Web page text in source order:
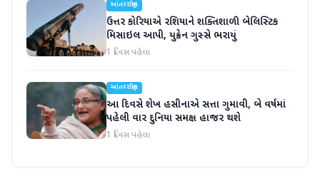
આંતરરાષ્ટ્રીય
ઉત્તર કોરિયાએ રશિયાને શક્તિશાળી બેલિસ્ટિક
મિસાઇલ આપી, યુક્રેન ગુસ્સે ભરાયું
1 દિવસ પહેલા
આંતરરાષ્ટ્રીય
આ દિવસે શેખ હસીનાએ સત્તા ગુમાવી, બે વર્ષમાં
પહેલી વાર દુનિયા સમક્ષ હાજર થશે
1 દિવસ પહેલા